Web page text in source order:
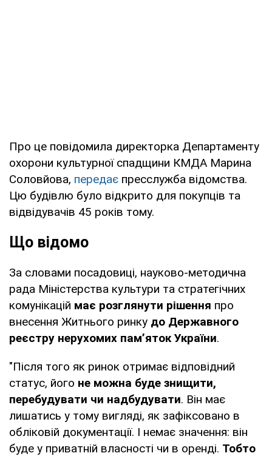
Про це повідомила директорка Департаменту
охорони культурної спадщини КМДА Марина
Соловйова, передає пресслужба відомства.
Цю будівлю було відкрито для покупців та
відвідувачів 45 років тому.
Що відомо
За словами посадовиці, науково-методична
рада Міністерства культури та стратегічних
комунікацій має розглянути рішення про
внесення Житнього ринку до Державного
реєстру нерухомих пам’яток України.
"Після того як ринок отримає відповідний
статус, його не можна буде знищити,
перебудувати чи надбудувати. Він має
лишатись у тому вигляді, як зафіксовано в
обліковій документації. І немає значення: він
буде у приватній власності чи в оренді. Тобто